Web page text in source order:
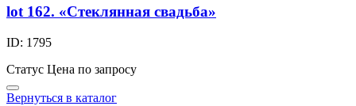
lot 162. «Стеклянная свадьба»
ID: 1795
Статус Цена по запросу
Вернуться в каталог